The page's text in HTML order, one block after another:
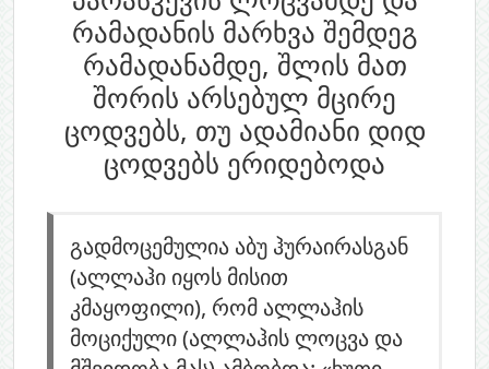
რამადანის მარხვა შემდეგ
რამადანამდე, შლის მათ
შორის არსებულ მცირე
ცოდვებს, თუ ადამიანი დიდ
ცოდვებს ერიდებოდა
გადმოცემულია აბუ ჰურაირასგან
(ალლაჰი იყოს მისით
კმაყოფილი), რომ ალლაჰის
მოციქული (ალლაჰის ლოცვა და